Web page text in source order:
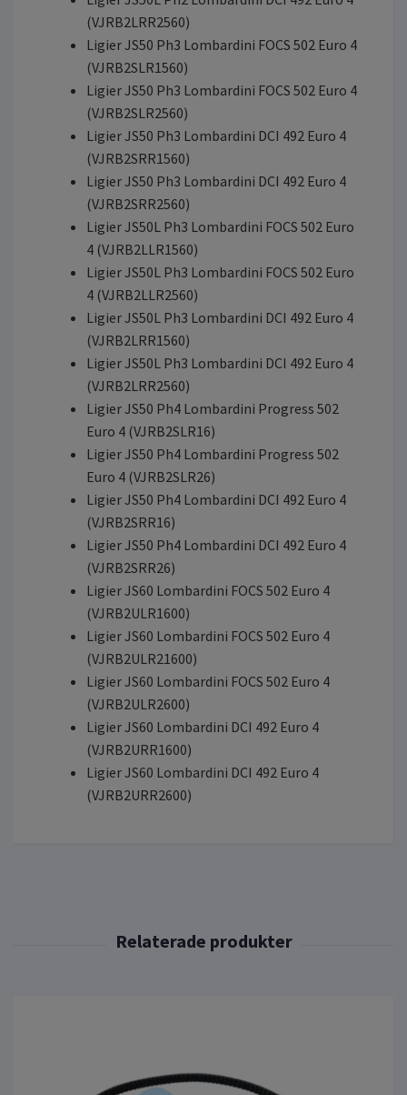
(VJRB2LRR2560)
Ligier JS50 Ph3 Lombardini FOCS 502 Euro 4
(VJRB2SLR1560)
Ligier JS50 Ph3 Lombardini FOCS 502 Euro 4
(VJRB2SLR2560)
Ligier JS50 Ph3 Lombardini DCI 492 Euro 4
(VJRB2SRR1560)
Ligier JS50 Ph3 Lombardini DCI 492 Euro 4
(VJRB2SRR2560)
Ligier JS50L Ph3 Lombardini FOCS 502 Euro
4 (VJRB2LLR1560)
Ligier JS50L Ph3 Lombardini FOCS 502 Euro
4 (VJRB2LLR2560)
Ligier JS50L Ph3 Lombardini DCI 492 Euro 4
(VJRB2LRR1560)
Ligier JS50L Ph3 Lombardini DCI 492 Euro 4
(VJRB2LRR2560)
Ligier JS50 Ph4 Lombardini Progress 502
Euro 4 (VJRB2SLR16)
Ligier JS50 Ph4 Lombardini Progress 502
Euro 4 (VJRB2SLR26)
Ligier JS50 Ph4 Lombardini DCI 492 Euro 4
(VJRB2SRR16)
Ligier JS50 Ph4 Lombardini DCI 492 Euro 4
(VJRB2SRR26)
Ligier JS60 Lombardini FOCS 502 Euro 4
(VJRB2ULR1600)
Ligier JS60 Lombardini FOCS 502 Euro 4
(VJRB2ULR21600)
Ligier JS60 Lombardini FOCS 502 Euro 4
(VJRB2ULR2600)
Ligier JS60 Lombardini DCI 492 Euro 4
(VJRB2URR1600)
Ligier JS60 Lombardini DCI 492 Euro 4
(VJRB2URR2600)